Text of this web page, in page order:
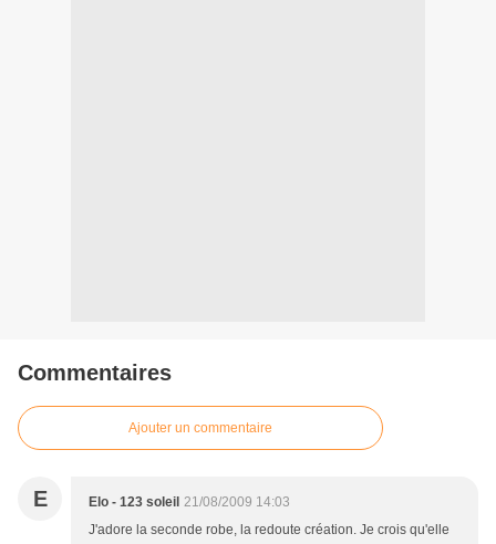
Commentaires
Ajouter un commentaire
E Elo - 123 soleil 21/08/2009 14:03
J'adore la seconde robe, la redoute création. Je crois qu'elle